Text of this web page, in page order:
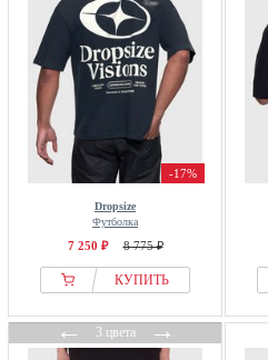
-17%
Dropsize
Футболка
7 250 ₽ 8 775 ₽
КУПИТЬ
←3 цвета→